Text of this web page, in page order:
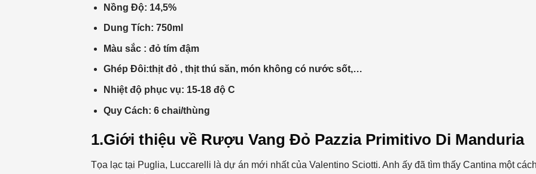
Nồng Độ: 14,5%
Dung Tích: 750ml
Màu sắc : đỏ tím đậm
Ghép Đôi:thịt đỏ , thịt thú săn, món không có nước sốt,…
Nhiệt độ phục vụ: 15-18 độ C
Quy Cách: 6 chai/thùng
1.Giới thiệu về Rượu Vang Đỏ Pazzia Primitivo Di Manduria
Tọa lạc tại Puglia, Luccarelli là dự án mới nhất của Valentino Sciotti. Anh ấy đã tìm thấy Cantina một cách